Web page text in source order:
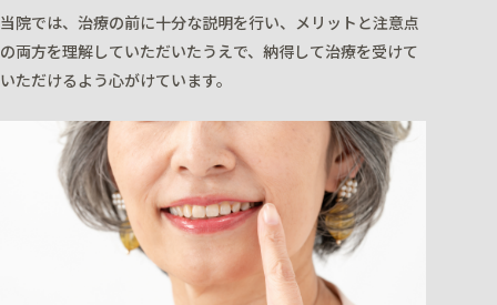
当院では、治療の前に十分な説明を行い、メリットと注意点
の両方を理解していただいたうえで、納得して治療を受けて
いただけるよう心がけています。